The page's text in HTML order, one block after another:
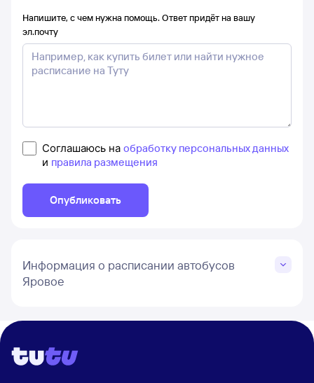
Напишите, с чем нужна помощь. Ответ придёт на вашу
эл.почту
Соглашаюсь на обработку персональных данных
и правила размещения
Опубликовать
Информация о расписании автобусов
Яровое